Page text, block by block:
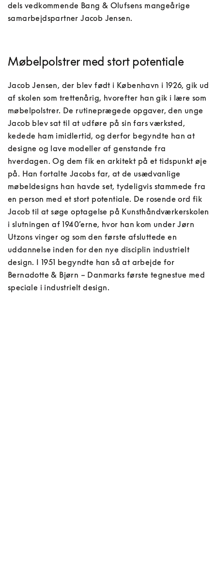
dels vedkommende Bang & Olufsens mangeårige
samarbejdspartner Jacob Jensen.
Møbelpolstrer med stort potentiale
Jacob Jensen, der blev født i København i 1926, gik ud
af skolen som trettenårig, hvorefter han gik i lære som
møbelpolstrer. De rutineprægede opgaver, den unge
Jacob blev sat til at udføre på sin fars værksted,
kedede ham imidlertid, og derfor begyndte han at
designe og lave modeller af genstande fra
hverdagen. Og dem fik en arkitekt på et tidspunkt øje
på. Han fortalte Jacobs far, at de usædvanlige
møbeldesigns han havde set, tydeligvis stammede fra
en person med et stort potentiale. De rosende ord fik
Jacob til at søge optagelse på Kunsthåndværkerskolen
i slutningen af 1940’erne, hvor han kom under Jørn
Utzons vinger og som den første afsluttede en
uddannelse inden for den nye disciplin industrielt
design. I 1951 begyndte han så at arbejde for
Bernadotte & Bjørn – Danmarks første tegnestue med
speciale i industrielt design.